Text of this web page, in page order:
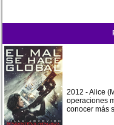
2012 - Alice
operaciones
conocer más